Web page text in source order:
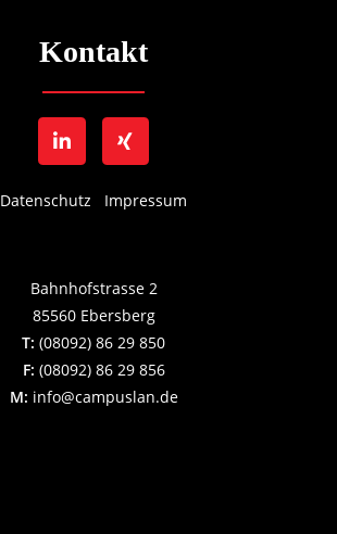
Kontakt
Datenschutz Impressum
Bahnhofstrasse 2
85560 Ebersberg
T: (08092) 86 29 850
F: (08092) 86 29 856
M: info@campuslan.de